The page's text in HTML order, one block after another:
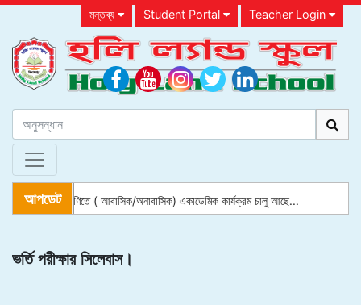
মন্তব্য Student Portal Teacher Login
আপডেট
থেকে ৮ম শ্রেণিতে ( আবাসিক/অনাবাসিক) একাডেমিক কার্যক্রম চালু আছে...
ভর্তি পরীক্ষার সিলেবাস।